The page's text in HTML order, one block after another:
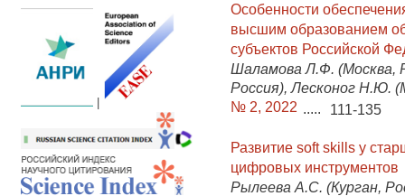
Особенности
высшим образованием
субъектов Российской
Шаламова Л.Ф. (Москва,
Россия), Лесконог Н.Ю.
№ 2, 2022 ..... 111-135
Развитие soft skills у
цифровых инструментов
Рылеева А.С. (Курган,